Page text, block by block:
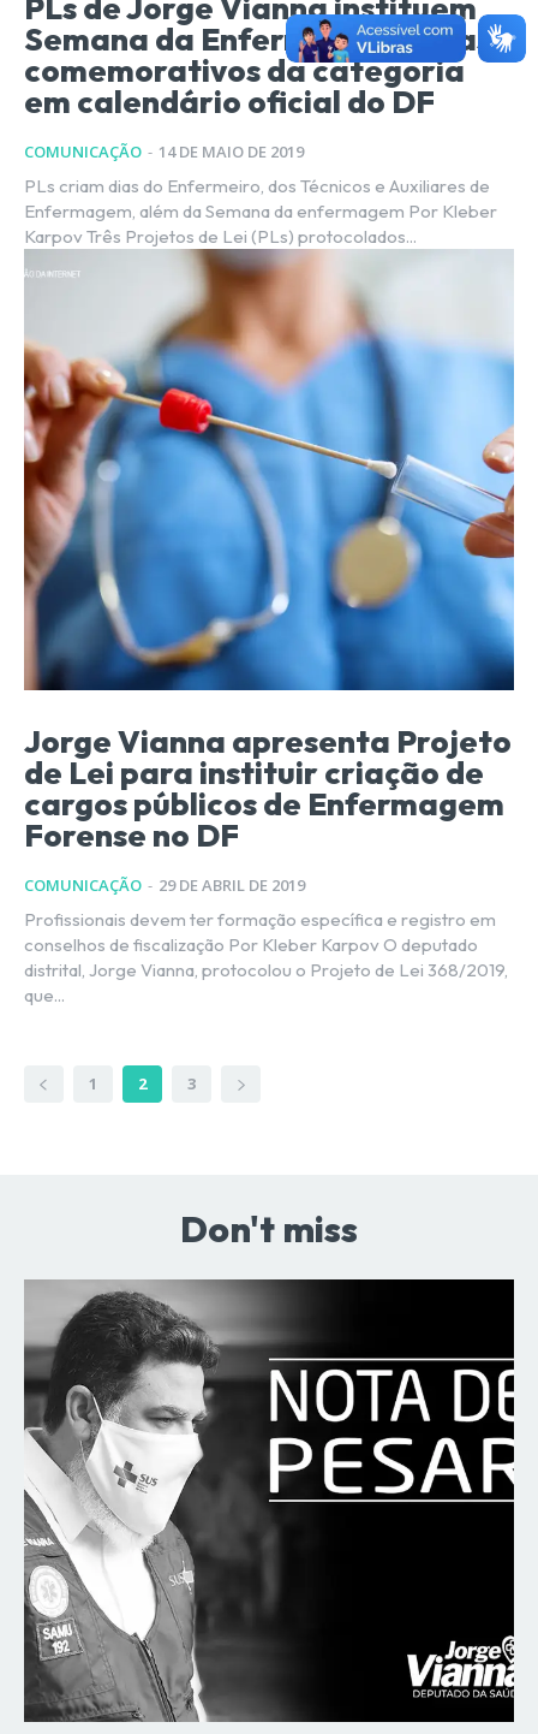
PLs de Jorge Vianna instituem
Semana da Enfermagem e dias
comemorativos da categoria
em calendário oficial do DF
COMUNICAÇÃO - 14 DE MAIO DE 2019
PLs criam dias do Enfermeiro, dos Técnicos e Auxiliares de
Enfermagem, além da Semana da enfermagem Por Kleber
Karpov Três Projetos de Lei (PLs) protocolados...
Jorge Vianna apresenta Projeto
de Lei para instituir criação de
cargos públicos de Enfermagem
Forense no DF
COMUNICAÇÃO - 29 DE ABRIL DE 2019
Profissionais devem ter formação específica e registro em
conselhos de fiscalização Por Kleber Karpov O deputado
distrital, Jorge Vianna, protocolou o Projeto de Lei 368/2019,
que...
1 2 3
Don't miss